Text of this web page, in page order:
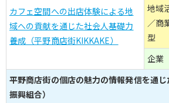
カフェ空間への出店体験による地
域への貢献を通じた社会人基礎力
養成（平野商店街KIKKAKE）
地域
／商
型
企業
平野商店街の個店の魅力の情報発信を通
振興組合）